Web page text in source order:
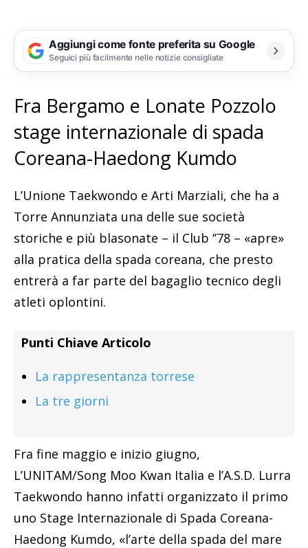
Aggiungi come fonte preferita su Google
Seguici più facilmente nelle notizie consigliate
Fra Bergamo e Lonate Pozzolo
stage internazionale di spada
Coreana-Haedong Kumdo
L’Unione Taekwondo e Arti Marziali, che ha a
Torre Annunziata una delle sue società
storiche e più blasonate – il Club ‘’78 – «apre»
alla pratica della spada coreana, che presto
entrerà a far parte del bagaglio tecnico degli
atleti oplontini.
Punti Chiave Articolo
La rappresentanza torrese
La tre giorni
Fra fine maggio e inizio giugno,
L’UNITAM/Song Moo Kwan Italia e l’A.S.D. Lurra
Taekwondo hanno infatti organizzato il primo
uno Stage Internazionale di Spada Coreana-
Haedong Kumdo, «l’arte della spada del mare